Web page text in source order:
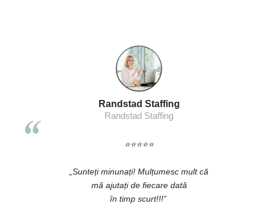
Lanterne, lampi si accesorii
Pentru masini, biciclete si prim ajutor
Promotii si reduceri
LICHIDARE DE STOC
Liamed Brasov
Liamed
„Promotionalele sunt minunate,
colegii mei au fost foarte incantati,
la fel si clientii nostri!”